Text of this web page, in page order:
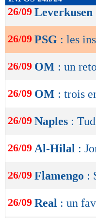
de
OK
26/09 Leverkusen
26/09 PSG : les
26/09 OM : un
26/09 OM : trois
26/09 Naples :
26/09 Al-Hilal :
26/09 Flamengo :
26/09 Real : un